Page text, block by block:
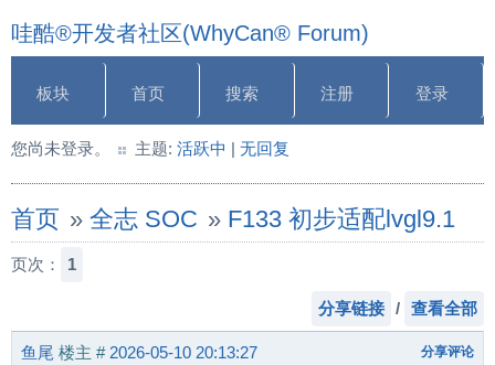
哇酷®开发者社区(WhyCan® Forum)
板块 首页 搜索 注册 登录
您尚未登录。 主题: 活跃中 | 无回复
首页 » 全志 SOC » F133 初步适配lvgl9.1
页次： 1
分享链接 / 查看全部
鱼尾 楼主 # 2026-05-10 20:13:27 分享评论